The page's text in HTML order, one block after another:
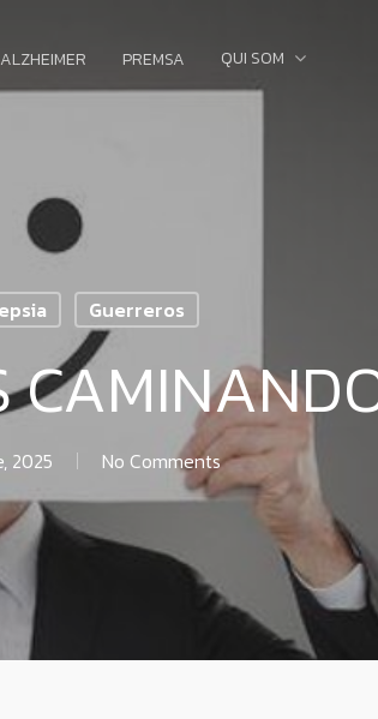
ALZHEIMER PREMSA QUI SOM
Guerreros
2025 No Comments